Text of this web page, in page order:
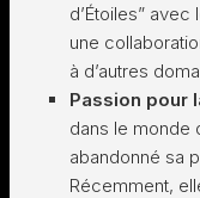
d’Étoiles”
une
à d’autres
Passion pour
dans le monde
abandonné sa
Récemment,